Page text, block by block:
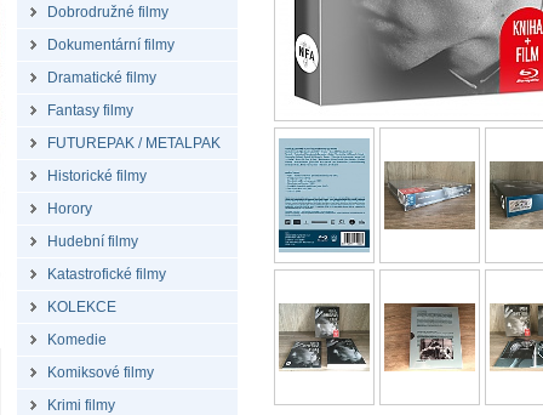
Dobrodružné filmy
Dokumentární filmy
Dramatické filmy
Fantasy filmy
FUTUREPAK / METALPAK
Historické filmy
Horory
Hudební filmy
Katastrofické filmy
KOLEKCE
Komedie
Komiksové filmy
Krimi filmy